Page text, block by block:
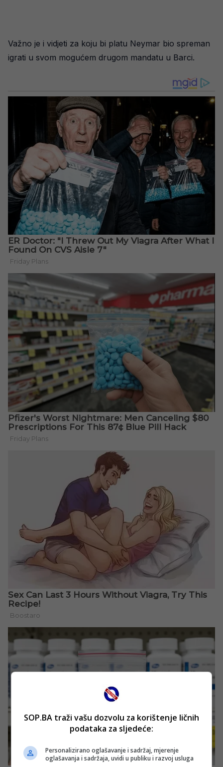
Važno je i vidjeti za koju bi platu Neymar bio spreman
igrati u svom mogućem drugom mandatu u Barci.
SOP.BA traži vašu dozvolu za korištenje ličnih
podataka za sljedeće:
Personalizirano oglašavanje i sadržaj, mjerenje
oglašavanja i sadržaja, uvidi u publiku i razvoj usluga